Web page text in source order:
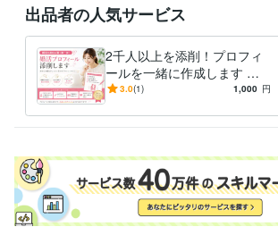
会話術
結婚
出品者の人気サービス
2千人以上を添削！プロフィ
ールを一緒に作成します 元
婚活アドバイザーが婚活向き
す！
3.0(1) 1,000 円